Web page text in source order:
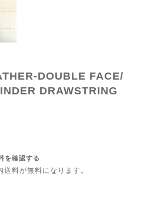
DOUBLE FACE/
DRAWSTRING
を確認する
料が無料になります。